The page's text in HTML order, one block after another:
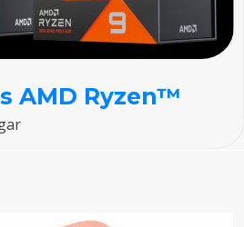
AMD Ryzen™